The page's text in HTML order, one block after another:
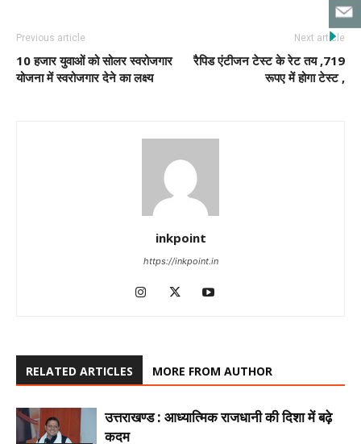
Previous article
10 हजार युवाओं को सोलर स्वरोजगार
योजना में स्वरोजगार देने का लक्ष्य
Next article
रैपिड एंटीजन टेस्ट के रेट तय ,719
रूपए में होगा टेस्ट ,
inkpoint
https://inkpoint.in
RELATED ARTICLES MORE FROM AUTHOR
उत्तराखण्ड : आध्यात्मिक राजधानी की दिशा में बढ़े
कदम